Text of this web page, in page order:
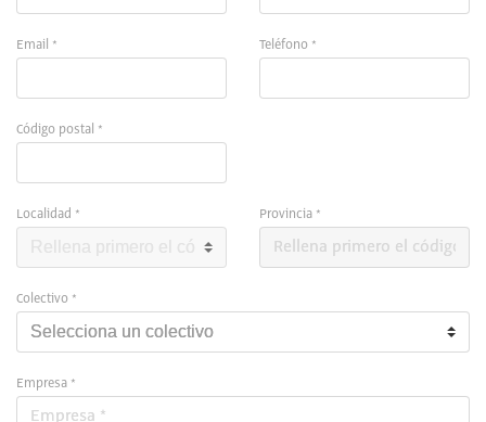
Email * Teléfono *
Código postal *
Localidad * Provincia *
Colectivo *
Empresa *